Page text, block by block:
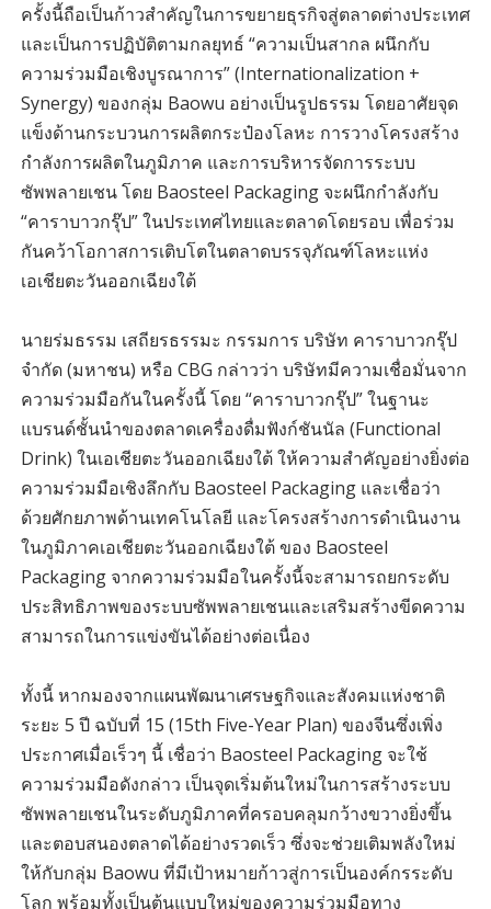
ครั้งนี้ถือเป็นก้าวสำคัญในการขยายธุรกิจสู่ตลาดต่างประเทศ
และเป็นการปฏิบัติตามกลยุทธ์ “ความเป็นสากล ผนึกกับ
ความร่วมมือเชิงบูรณาการ” (Internationalization +
Synergy) ของกลุ่ม Baowu อย่างเป็นรูปธรรม โดยอาศัยจุด
แข็งด้านกระบวนการผลิตกระป๋องโลหะ การวางโครงสร้าง
กำลังการผลิตในภูมิภาค และการบริหารจัดการระบบ
ซัพพลายเชน โดย Baosteel Packaging จะผนึกกำลังกับ
“คาราบาวกรุ๊ป” ในประเทศไทยและตลาดโดยรอบ เพื่อร่วม
กันคว้าโอกาสการเติบโตในตลาดบรรจุภัณฑ์โลหะแห่ง
เอเชียตะวันออกเฉียงใต้
นายร่มธรรม เสถียรธรรมะ กรรมการ บริษัท คาราบาวกรุ๊ป
จำกัด (มหาชน) หรือ CBG กล่าวว่า บริษัทมีความเชื่อมั่นจาก
ความร่วมมือกันในครั้งนี้ โดย “คาราบาวกรุ๊ป” ในฐานะ
แบรนด์ชั้นนำของตลาดเครื่องดื่มฟังก์ชันนัล (Functional
Drink) ในเอเชียตะวันออกเฉียงใต้ ให้ความสำคัญอย่างยิ่งต่อ
ความร่วมมือเชิงลึกกับ Baosteel Packaging และเชื่อว่า
ด้วยศักยภาพด้านเทคโนโลยี และโครงสร้างการดำเนินงาน
ในภูมิภาคเอเชียตะวันออกเฉียงใต้ ของ Baosteel
Packaging จากความร่วมมือในครั้งนี้จะสามารถยกระดับ
ประสิทธิภาพของระบบซัพพลายเชนและเสริมสร้างขีดความ
สามารถในการแข่งขันได้อย่างต่อเนื่อง
ทั้งนี้ หากมองจากแผนพัฒนาเศรษฐกิจและสังคมแห่งชาติ
ระยะ 5 ปี ฉบับที่ 15 (15th Five-Year Plan) ของจีนซึ่งเพิ่ง
ประกาศเมื่อเร็วๆ นี้ เชื่อว่า Baosteel Packaging จะใช้
ความร่วมมือดังกล่าว เป็นจุดเริ่มต้นใหม่ในการสร้างระบบ
ซัพพลายเชนในระดับภูมิภาคที่ครอบคลุมกว้างขวางยิ่งขึ้น
และตอบสนองตลาดได้อย่างรวดเร็ว ซึ่งจะช่วยเติมพลังใหม่
ให้กับกลุ่ม Baowu ที่มีเป้าหมายก้าวสู่การเป็นองค์กรระดับ
โลก พร้อมทั้งเป็นต้นแบบใหม่ของความร่วมมือทาง